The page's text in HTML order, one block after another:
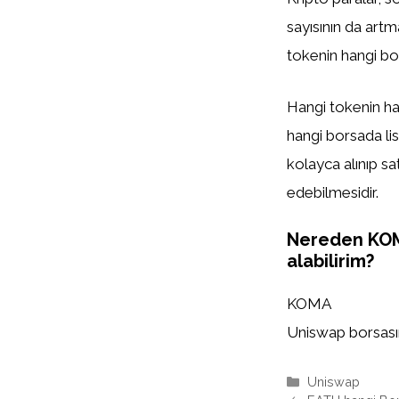
sayısının da
tokenin hangi
Hangi tokenin
hangi borsada
kolayca alınıp
edebilmesidir.
Nereden
alabilirim?
KOMA
Uniswap
Kategoriler
Uniswap